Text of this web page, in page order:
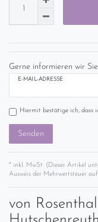
Gerne informieren wir
E-MAIL-ADRESSE
Hiermit bestätige ich, dass
Senden
* inkl. MwSt. (Dieser Artikel
Ausweis der Mehrwertsteuer
von